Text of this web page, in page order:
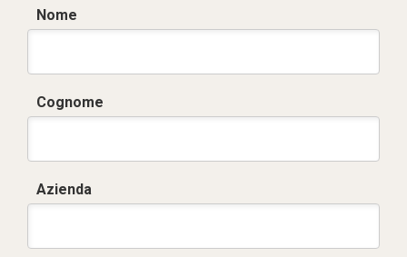
Nome
Cognome
Azienda